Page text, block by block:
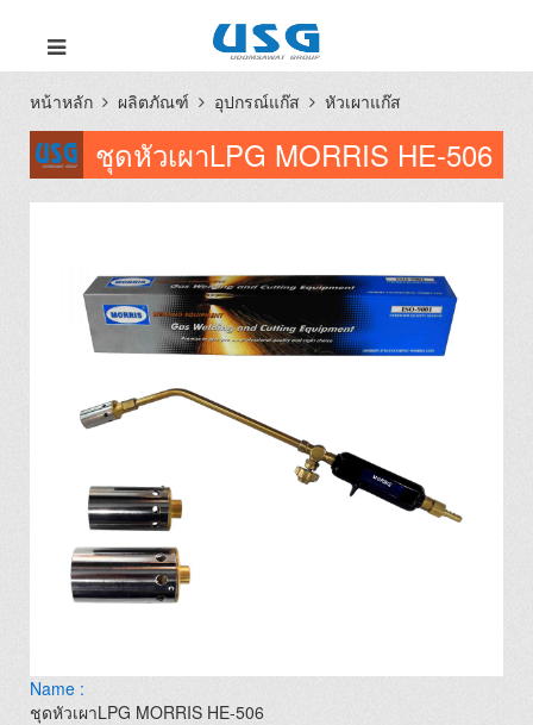
หน้าหลัก ผลิตภัณฑ์ อุปกรณ์แก๊ส หัวเผาแก๊ส
ชุดหัวเผาLPG MORRIS HE-506
Name :
ชุดหัวเผาLPG MORRIS HE-506